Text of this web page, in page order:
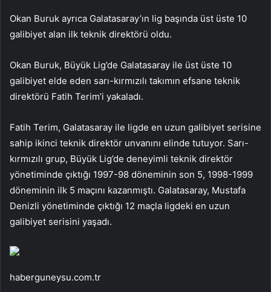
Okan Buruk ayrıca Galatasaray’ın lig başında üst üste 10
galibiyet alan ilk teknik direktörü oldu.
Okan Buruk, Büyük Lig’de Galatasaray ile üst üste 10
galibiyet elde eden sarı-kırmızılı takımın efsane teknik
direktörü Fatih Terim’i yakaladı.
Fatih Terim, Galatasaray ile ligde en uzun galibiyet serisine
sahip ikinci teknik direktör unvanını elinde tutuyor. Sarı-
kırmızılı grup, Büyük Lig’de deneyimli teknik direktör
yönetiminde çıktığı 1997-98 döneminin son 5, 1998-1999
döneminin ilk 5 maçını kazanmıştı. Galatasaray, Mustafa
Denizli yönetiminde çıktığı 12 maçla ligdeki en uzun
galibiyet serisini yaşadı.
haberguneysu.com.tr